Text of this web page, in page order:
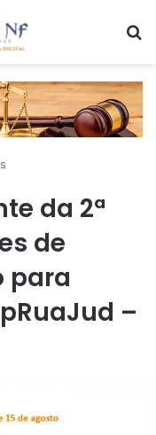
da 2ª
de
para
–